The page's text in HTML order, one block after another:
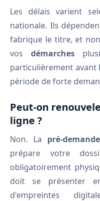
Les délais varient
nationale. Ils
fabrique le titre, et
vos démarches
particulièrement avant
période de forte
Peut-on
ligne ?
Non. La pré-
prépare votre
obligatoirement
doit se présenter
d'empreintes